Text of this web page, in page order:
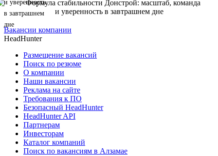
Вакансии компании
HeadHunter
Размещение вакансий
Поиск по резюме
О компании
Наши вакансии
Реклама на сайте
Требования к ПО
Безопасный HeadHunter
HeadHunter API
Партнерам
Инвесторам
Каталог компаний
Поиск по вакансиям в Алзамае